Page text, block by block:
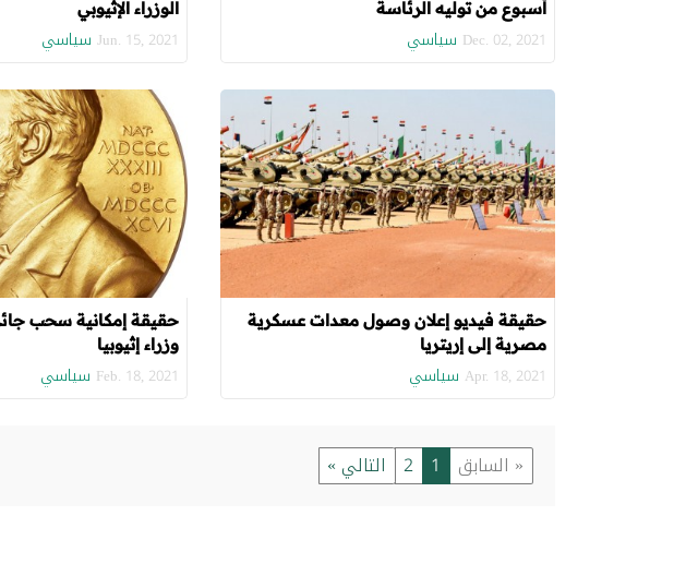
أسبوع من توليه الرئاسة
Dec. 02, 2021 سياسي
الوزراء الإثيوبي
Jun. 15, 2021 سياسي
حقيقة فيديو إعلان وصول معدات عسكرية
مصرية إلى إريتريا
Apr. 18, 2021 سياسي
حقيقة إمكانية سحب
وزراء إثيوبيا
Feb. 18, 2021 سياسي
« السابق 1
2 التالي »